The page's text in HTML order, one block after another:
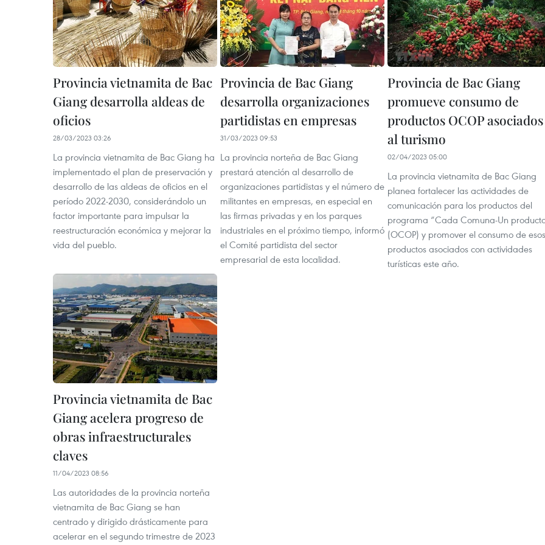
Provincia vietnamita de Bac
Giang desarrolla aldeas de
oficios
28/03/2023 03:26
La provincia vietnamita de Bac Giang ha
implementado el plan de preservación y
desarrollo de las aldeas de oficios en el
período 2022-2030, considerándolo un
factor importante para impulsar la
reestructuración económica y mejorar la
vida del pueblo.
Provincia de Bac Giang
desarrolla organizaciones
partidistas en empresas
31/03/2023 09:53
La provincia norteña de Bac Giang
prestará atención al desarrollo de
organizaciones partidistas y el número de
militantes en empresas, en especial en
las firmas privadas y en los parques
industriales en el próximo tiempo, informó
el Comité partidista del sector
empresarial de esta localidad.
Provincia de Bac Giang
promueve consumo de
productos OCOP asociados
al turismo
02/04/2023 05:00
La provincia vietnamita de Bac Giang
planea fortalecer las actividades de
comunicación para los productos del
programa “Cada Comuna-Un
(OCOP) y promover el consumo de esos
productos asociados con actividades
turísticas este año.
Provincia vietnamita de Bac
Giang acelera progreso de
obras infraestructurales
claves ​
11/04/2023 08:56
Las autoridades de la provincia norteña
vietnamita de Bac Giang se han
centrado y dirigido drásticamente para
acelerar en el segundo trimestre de 2023